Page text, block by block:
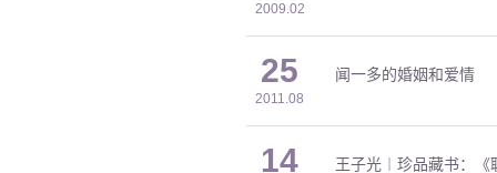
2009.02
25
2011.08
闻一多的婚姻和爱情
14 王子光︱珍品藏书：《